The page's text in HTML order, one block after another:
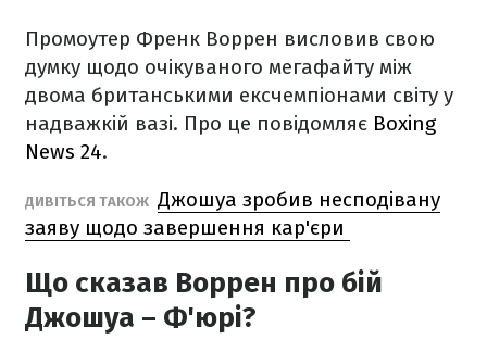
Промоутер Френк Воррен висловив свою
думку щодо очікуваного мегафайту між
двома британськими ексчемпіонами світу у
надважкій вазі. Про це повідомляє Boxing
News 24.
ДИВІТЬСЯ ТАКОЖ Джошуа зробив несподівану
заяву щодо завершення кар'єри
Що сказав Воррен про бій
Джошуа – Ф'юрі?